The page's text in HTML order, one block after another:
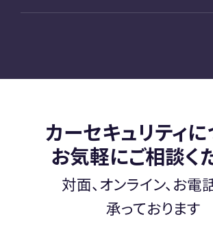
カーセキュリティ
お気軽にご相談く
対面、オンライン、お電
承っております